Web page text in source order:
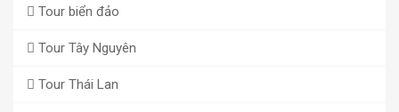
Tour biển đảo
Tour Tây Nguyên
Tour Thái Lan